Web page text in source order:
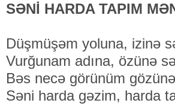
SƏNİ HARDA TAPIM
Düşmüşəm yoluna, izinə
Vurğunam adına, özünə
Bəs necə görünüm
Səni harda gəzim, harda